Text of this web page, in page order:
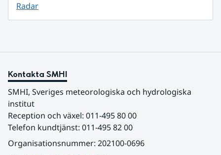
Radar
Kontakta SMHI
SMHI, Sveriges meteorologiska och hydrologiska
institut
Reception och växel: 011-495 80 00
Telefon kundtjänst: 011-495 82 00
Organisationsnummer: 202100-0696